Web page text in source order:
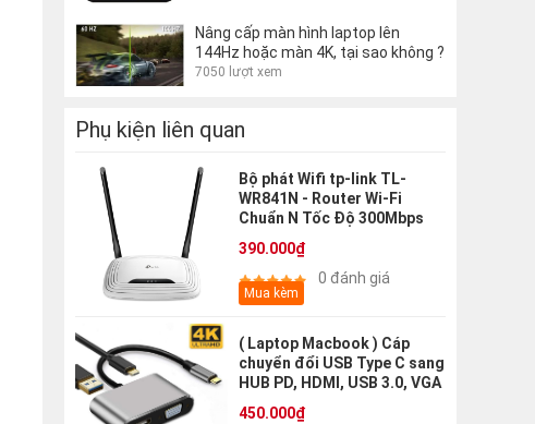
Nâng cấp màn hình laptop lên
144Hz hoặc màn 4K, tại sao không ?
7050 lượt xem
Phụ kiện liên quan
Bộ phát Wifi tp-link TL-
WR841N - Router Wi-Fi
Chuẩn N Tốc Độ 300Mbps
390.000₫
0 đánh giá
Mua kèm
( Laptop Macbook ) Cáp
chuyển đổi USB Type C sang
HUB PD, HDMI, USB 3.0, VGA
450.000₫